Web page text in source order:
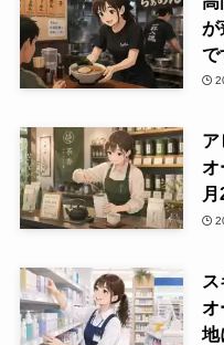
が
で
ア
オ
オ
地